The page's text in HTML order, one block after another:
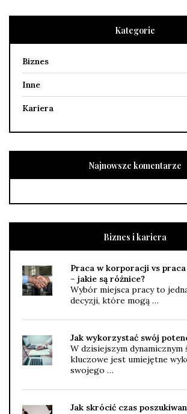
Kategorie
Biznes
Inne
Kariera
Najnowsze komentarze
Biznes i kariera
Praca w korporacji vs
– jakie są różnice?
Wybór miejsca pracy to
decyzji, które mogą …
Jak wykorzystać swój
W dzisiejszym dynamicznym
kluczowe jest umiejętne
swojego …
Jak skrócić czas